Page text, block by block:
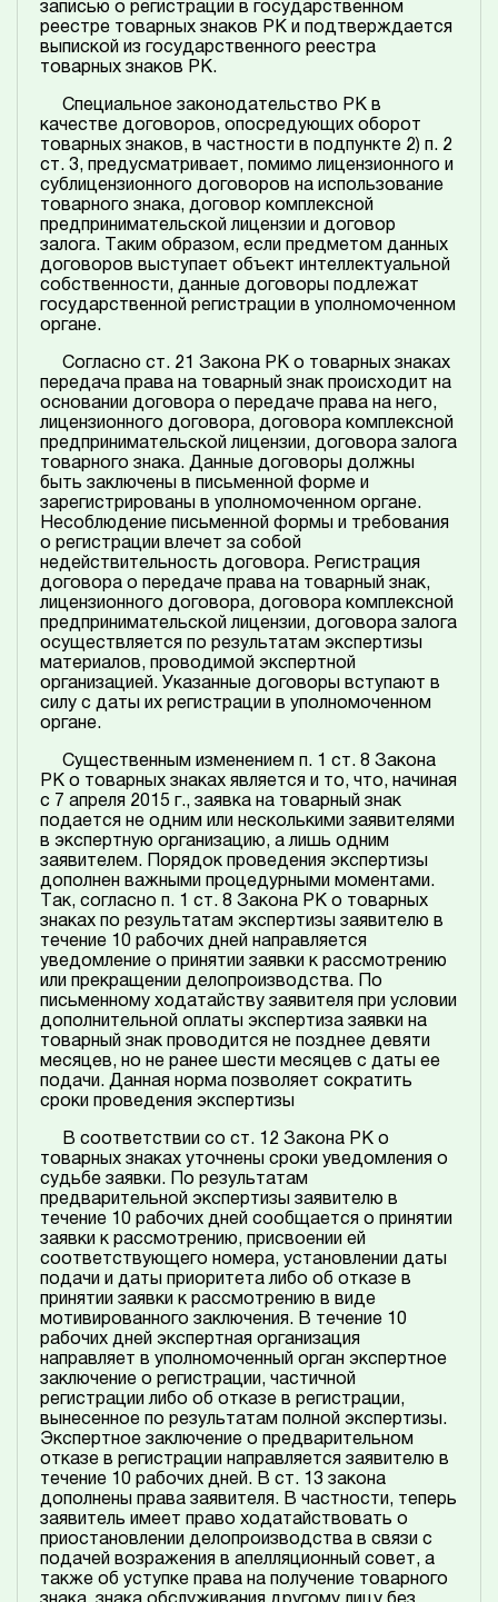
записью о регистрации в государственном
реестре товарных знаков РК и подтверждается
выпиской из государственного реестра
товарных знаков РК.
Специальное законодательство РК в
качестве договоров, опосредующих оборот
товарных знаков, в частности в подпункте 2) п. 2
ст. 3, предусматривает, помимо лицензионного и
сублицензионного договоров на использование
товарного знака, договор комплексной
предпринимательской лицензии и договор
залога. Таким образом, если предметом данных
договоров выступает объект интеллектуальной
собственности, данные договоры подлежат
государственной регистрации в уполномоченном
органе.
Согласно ст. 21 Закона РК о товарных знаках
передача права на товарный знак происходит на
основании договора о передаче права на него,
лицензионного договора, договора комплексной
предпринимательской лицензии, договора залога
товарного знака. Данные договоры должны
быть заключены в письменной форме и
зарегистрированы в уполномоченном органе.
Несоблюдение письменной формы и требования
о регистрации влечет за собой
недействительность договора. Регистрация
договора о передаче права на товарный знак,
лицензионного договора, договора комплексной
предпринимательской лицензии, договора залога
осуществляется по результатам экспертизы
материалов, проводимой экспертной
организацией. Указанные договоры вступают в
силу с даты их регистрации в уполномоченном
органе.
Существенным изменением п. 1 ст. 8 Закона
РК о товарных знаках является и то, что, начиная
с 7 апреля 2015 г., заявка на товарный знак
подается не одним или несколькими заявителями
в экспертную организацию, а лишь одним
заявителем. Порядок проведения экспертизы
дополнен важными процедурными моментами.
Так, согласно п. 1 ст. 8 Закона РК о товарных
знаках по результатам экспертизы заявителю в
течение 10 рабочих дней направляется
уведомление о принятии заявки к рассмотрению
или прекращении делопроизводства. По
письменному ходатайству заявителя при условии
дополнительной оплаты экспертиза заявки на
товарный знак проводится не позднее девяти
месяцев, но не ранее шести месяцев с даты ее
подачи. Данная норма позволяет сократить
сроки проведения экспертизы
В соответствии со ст. 12 Закона РК о
товарных знаках уточнены сроки уведомления о
судьбе заявки. По результатам
предварительной экспертизы заявителю в
течение 10 рабочих дней сообщается о принятии
заявки к рассмотрению, присвоении ей
соответствующего номера, установлении даты
подачи и даты приоритета либо об отказе в
принятии заявки к рассмотрению в виде
мотивированного заключения. В течение 10
рабочих дней экспертная организация
направляет в уполномоченный орган экспертное
заключение о регистрации, частичной
регистрации либо об отказе в регистрации,
вынесенное по результатам полной экспертизы.
Экспертное заключение о предварительном
отказе в регистрации направляется заявителю в
течение 10 рабочих дней. В ст. 13 закона
дополнены права заявителя. В частности, теперь
заявитель имеет право ходатайствовать о
приостановлении делопроизводства в связи с
подачей возражения в апелляционный совет, а
также об уступке права на получение товарного